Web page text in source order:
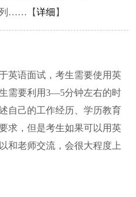
列……【详细 】
英语面试，考生需要使用英
需要利用3—5分钟左右的时
自己的工作经历、学历教育
求，但是考生如果可以用英
和老师交流，会很大程度上